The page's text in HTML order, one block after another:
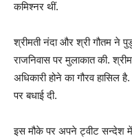
कमिश्नर थीं.
श्रीमती नंदा और श्री गौतम ने
राजनिवास पर मुलाकात की.
अधिकारी होने का गौरव हासिल
पर बधाई दी.
इस मौके पर अपने ट्वीट सन्देश में